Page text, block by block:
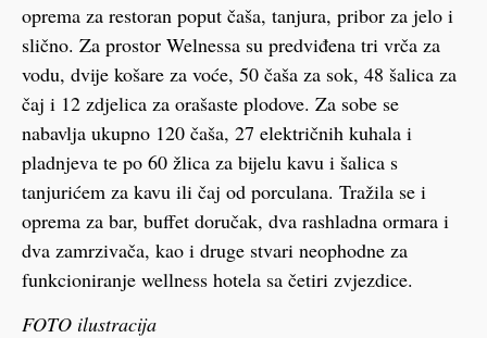
oprema za restoran poput čaša, tanjura, pribor za jelo i
slično. Za prostor Welnessa su predviđena tri vrča za
vodu, dvije košare za voće, 50 čaša za sok, 48 šalica za
čaj i 12 zdjelica za orašaste plodove. Za sobe se
nabavlja ukupno 120 čaša, 27 električnih kuhala i
pladnjeva te po 60 žlica za bijelu kavu i šalica s
tanjurićem za kavu ili čaj od porculana. Tražila se i
oprema za bar, buffet doručak, dva rashladna ormara i
dva zamrzivača, kao i druge stvari neophodne za
funkcioniranje wellness hotela sa četiri zvjezdice.
FOTO ilustracija